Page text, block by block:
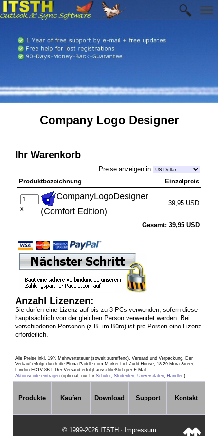
Company Logo Designer
Ihr Warenkorb
Preise anzeigen in
Produktbezeichnung
Einzelpreis
x
CompanyLogoDesigner
(Comfort Edition)
39,95 USD
Gesamt: 39,95 USD
Anzahl Lizenzen:
Sie dürfen eine Lizenz auf bis zu 3 PCs verwenden, sofern diese
hauptsächlich von der gleichen Person verwendet werden. Bei
verschiedenen Personen (z.B. im Büro) ist pro Person eine Lizenz
erforderlich.
Alle Preise inkl. 19% Mehrwertsteuer (soweit zutreffend), Versand und Verpackung. Der
Verkauf erfolgt durch die Firma Paddle.com Market Ltd, Judd House, 18-29 Mora Street,
London EC1V 8BT. Der Versand erfolgt ausschließlich per E-Mail.
Aktionscode eintragen (optional, nur für Schüler, Studenten, Universitäten, Händler.)
Produkte Kaufen Download Support Kontakt
© 1999-2026 ITSTH · Impressum